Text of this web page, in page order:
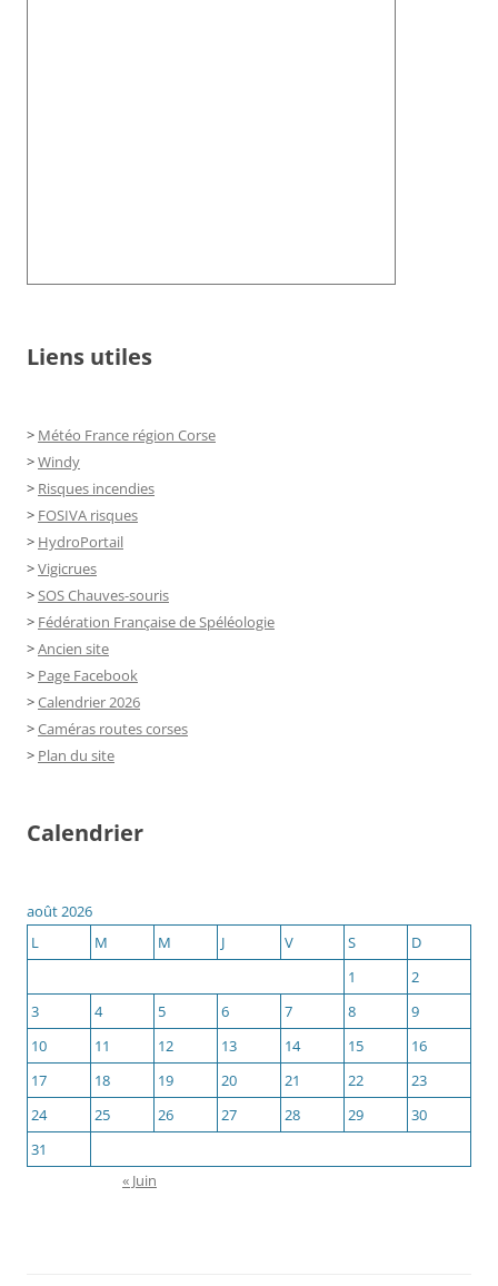
Liens utiles
> Météo France région Corse
>Windy
> Risques incendies
> FOSIVA risques
> HydroPortail
>Vigicrues
>SOS Chauves-souris
> Fédération Française de Spéléologie
>Ancien site
> Page Facebook
>Calendrier 2026
>Caméras routes corses
> Plan du site
Calendrier
août 2026
L
M M J V S
D
1
2
3
4 5 6 7 8
9
10
11 12 13 14 15
16
17
18 19 20 21 22
23
24
25 26 27 28 29
30
31
« Juin